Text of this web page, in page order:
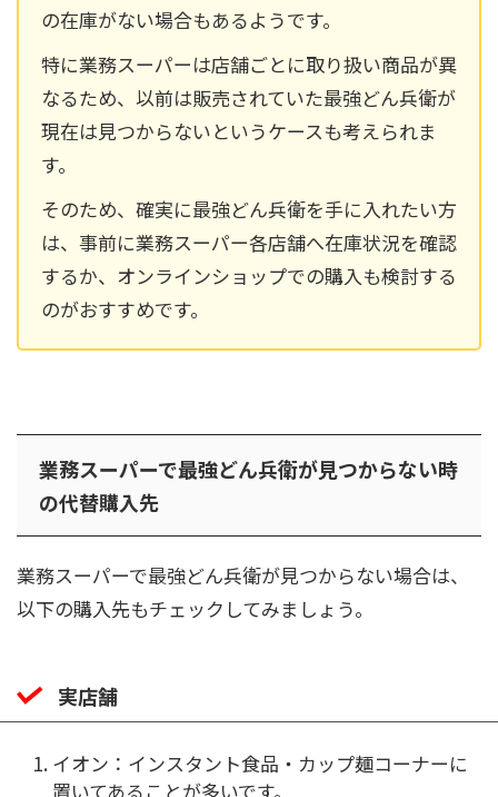
の在庫がない場合もあるようです。
特に業務スーパーは店舗ごとに取り扱い商品が異
なるため、以前は販売されていた最強どん兵衛が
現在は見つからないというケースも考えられま
す。
そのため、確実に最強どん兵衛を手に入れたい方
は、事前に業務スーパー各店舗へ在庫状況を確認
するか、オンラインショップでの購入も検討する
のがおすすめです。
業務スーパーで最強どん兵衛が見つからない時
の代替購入先
業務スーパーで最強どん兵衛が見つからない場合は、
以下の購入先もチェックしてみましょう。
実店舗
イオン：インスタント食品・カップ麺コーナーに
置いてあることが多いです。